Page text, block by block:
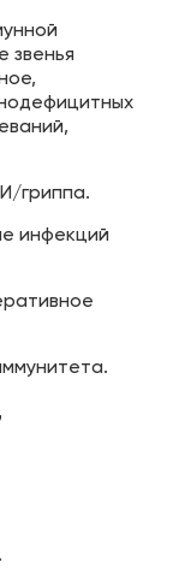
звенья
гриппа.
инфекций